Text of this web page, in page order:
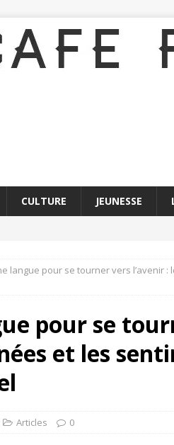
CULTURE JEUNESSE
langue pour se tourner vers l’avenir :
pour se
et les
Articles 0